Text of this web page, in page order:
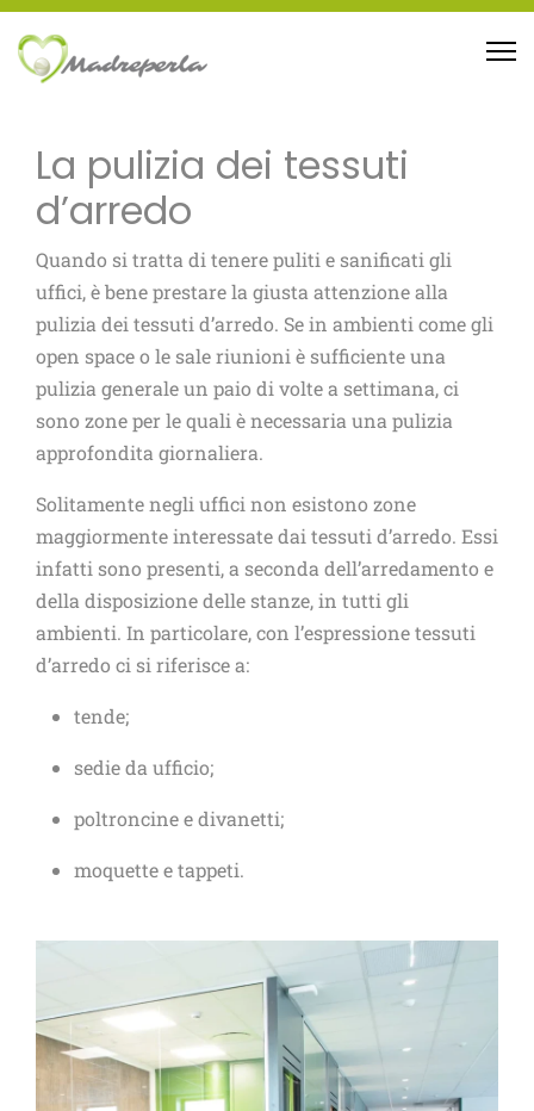
La pulizia dei tessuti
d’arredo
Quando si tratta di tenere puliti e sanificati gli
uffici, è bene prestare la giusta attenzione alla
pulizia dei tessuti d’arredo. Se in ambienti come gli
open space o le sale riunioni è sufficiente una
pulizia generale un paio di volte a settimana, ci
sono zone per le quali è necessaria una pulizia
approfondita giornaliera.
Solitamente negli uffici non esistono zone
maggiormente interessate dai tessuti d’arredo. Essi
infatti sono presenti, a seconda dell’arredamento e
della disposizione delle stanze, in tutti gli
ambienti. In particolare, con l’espressione tessuti
d’arredo ci si riferisce a:
tende;
sedie da ufficio;
poltroncine e divanetti;
moquette e tappeti.